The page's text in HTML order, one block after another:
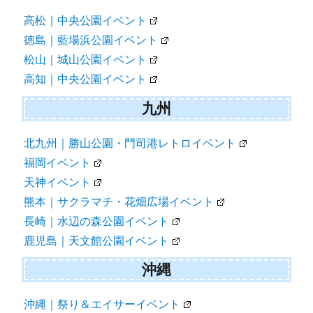
岡山｜下石井公園イベント
広島｜ひろしまゲートパークイベント
高松｜中央公園イベント
徳島｜藍場浜公園イベント
松山｜城山公園イベント
高知｜中央公園イベント
北九州｜勝山公園・門司港レトロイベント
福岡イベント
天神イベント
熊本｜サクラマチ・花畑広場イベント
鹿児島｜天文館公園イベント